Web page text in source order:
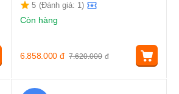
5 (Đánh giá: 1)
Còn hàng
7.620.000 đ
6.858.000 đ